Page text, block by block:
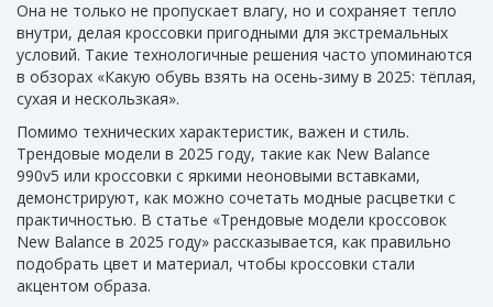
Она не только не пропускает влагу, но и сохраняет тепло
внутри, делая кроссовки пригодными для экстремальных
условий. Такие технологичные решения часто упоминаются
в обзорах «Какую обувь взять на осень‑зиму в 2025: тёплая,
сухая и нескользкая».
Помимо технических характеристик, важен и стиль.
Трендовые модели в 2025 году, такие как New Balance
990v5 или кроссовки с яркими неоновыми вставками,
демонстрируют, как можно сочетать модные расцветки с
практичностью. В статье «Трендовые модели кроссовок
New Balance в 2025 году» рассказывается, как правильно
подобрать цвет и материал, чтобы кроссовки стали
акцентом образа.